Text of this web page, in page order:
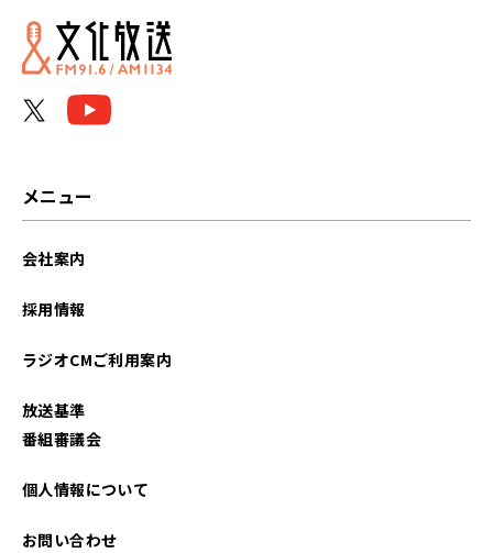
メニュー
会社案内
採用情報
ラジオCMご利用案内
放送基準
番組審議会
個人情報について
お問い合わせ